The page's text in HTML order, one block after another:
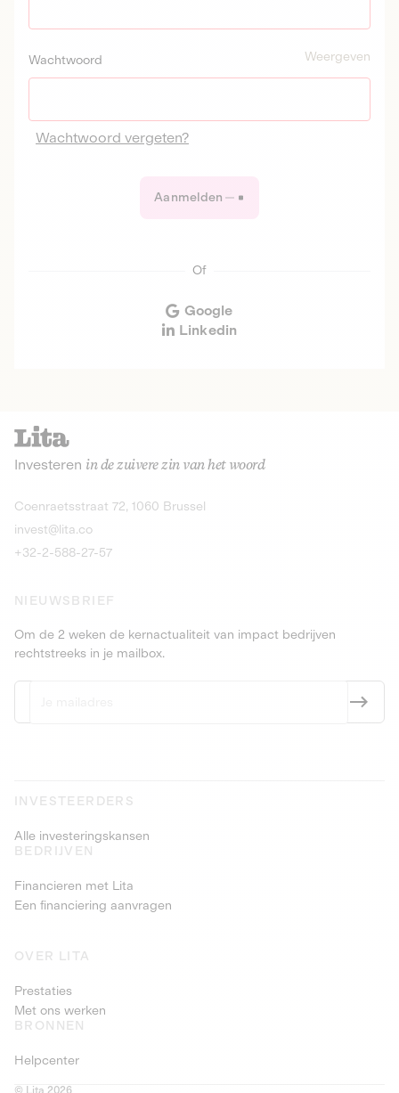
Wachtwoord Weergeven
Wachtwoord vergeten?
Aanmelden
Of
Google
Linkedin
Investeren in de zuivere zin van het woord
Coenraetsstraat 72, 1060 Brussel
invest@lita.co
+32-2-588-27-57
NIEUWSBRIEF
Om de 2 weken de kernactualiteit van impact bedrijven
rechtstreeks in je mailbox.
INVESTEERDERS
Alle investeringskansen
BEDRIJVEN
Financieren met Lita
Een financiering aanvragen
OVER LITA
Prestaties
Met ons werken
BRONNEN
Helpcenter
© Lita 2026